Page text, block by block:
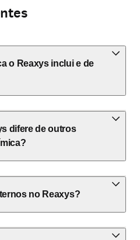
o Reaxys inclui e de
difere de outros
no Reaxys?